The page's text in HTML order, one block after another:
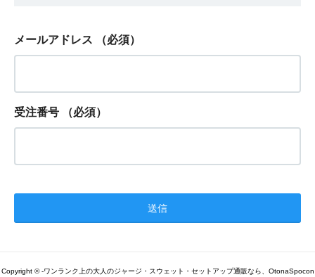
メールアドレス （必須）
受注番号 （必須）
Copyright © -ワンランク上の大人のジャージ・スウェット・セットアップ通販なら、OtonaSpocon